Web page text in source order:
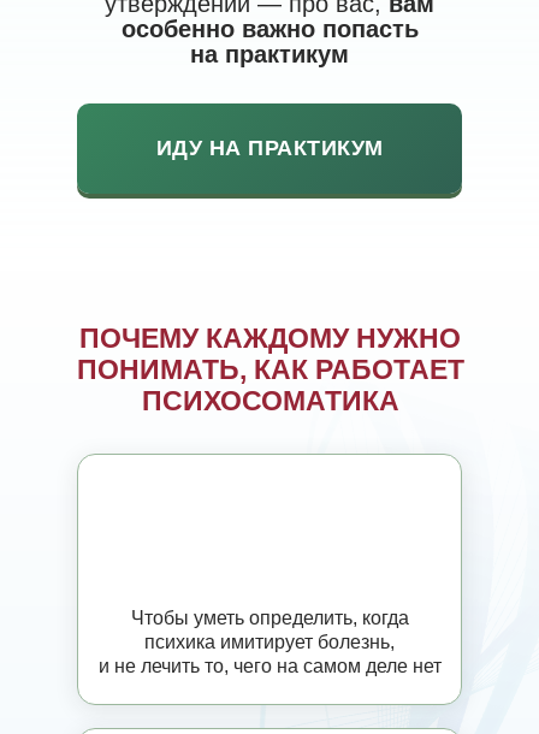
особенно важно попасть
на практикум
ИДУ НА ПРАКТИКУМ
Чтобы уметь определить, когда
психика имитирует болезнь,
и не лечить то, чего на самом деле нет
ПОЧЕМУ КАЖДОМУ НУЖНО
ПОНИМАТЬ, КАК РАБОТАЕТ
ПСИХОСОМАТИКА